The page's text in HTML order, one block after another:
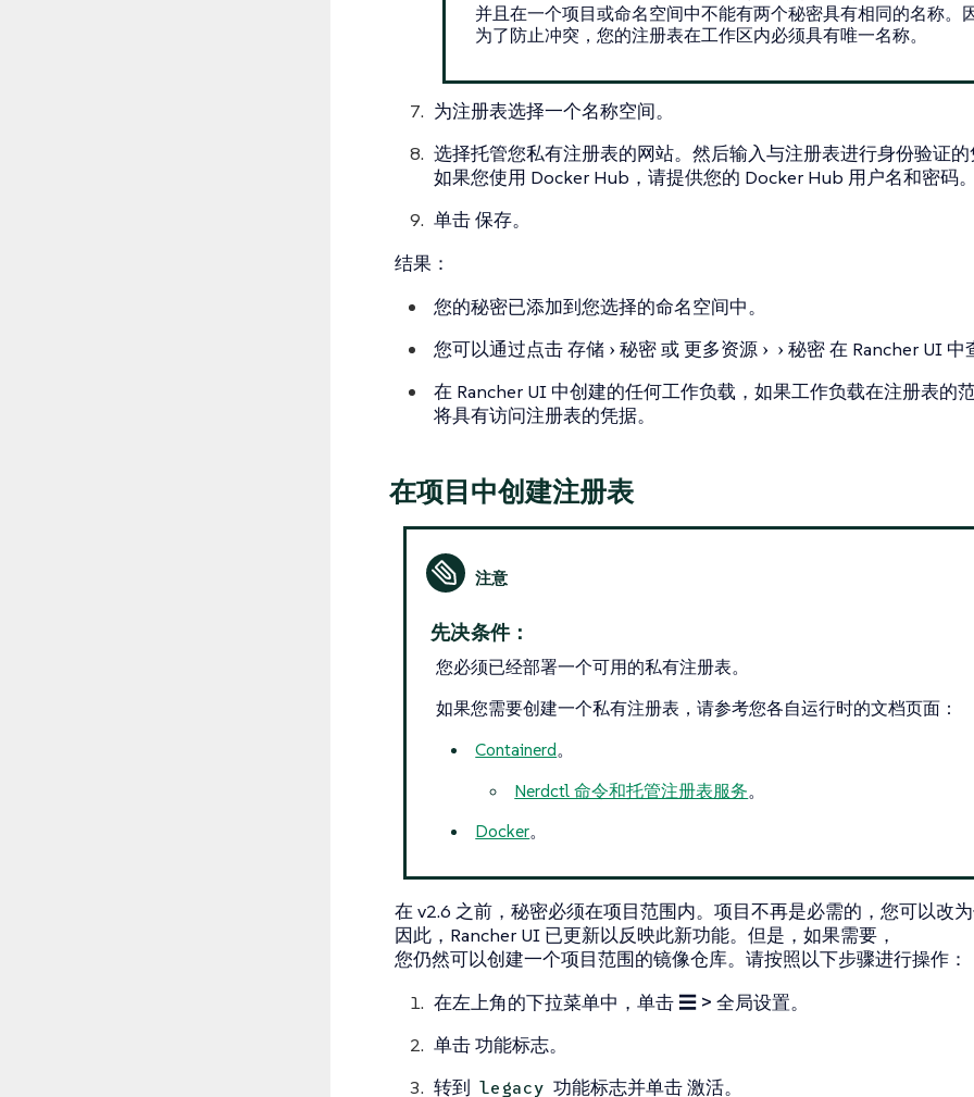
并且在一个项目或命名空间中不能有两个秘密具有相同的名称。
为了防止冲突，您的注册表在工作区内必须具有唯一名称。
为注册表选择一个名称空间。
选择托管您私有注册表的网站。然后输入与注册表进行身份验证
如果您使用 Docker Hub，请提供您的 Docker Hub 用户名和密码
单击保存。
结果：
您的秘密已添加到您选择的命名空间中。
您可以通过点击存储 秘密或更多资源 秘密在 Rancher UI 中
在 Rancher UI 中创建的任何工作负载，如果工作负载在注册表的
将具有访问注册表的凭据。
在项目中创建注册表
先决条件：
您必须已经部署一个可用的私有注册表。
如果您需要创建一个私有注册表，请参考您各自运行时的文档页面：
Containerd。
Nerdctl 命令和托管注册表服务。
Docker。
在 v2.6 之前，秘密必须在项目范围内。项目不再是必需的，您可以改
因此，Rancher UI 已更新以反映此新功能。但是，如果需要，
您仍然可以创建一个项目范围的镜像仓库。请按照以下步骤进行操作：
在左上角的下拉菜单中，单击 ☰ > 全局设置。
单击功能标志。
转到 legacy 功能标志并单击激活。